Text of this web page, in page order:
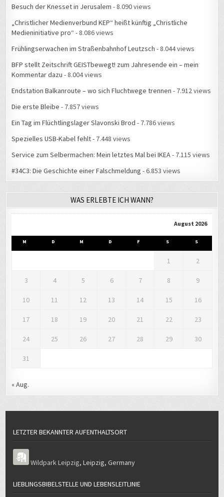
Besuch der Knesset in Jerusalem - 8.090 views
„Christlicher Medienverbund KEP“ heißt künftig „Christliche
Medieninitiative pro“ - 8.086 views
Frühlingserwachen im Straßenbahnhof Leutzsch - 8.044 views
BFP stellt Zeitschrift GEISTbewegt! zum Jahresende ein – mein
Kommentar dazu - 8.004 views
Endstation Balkanroute – wo sich Fluchtwege trennen - 7.912 views
Die erste Bleibe - 7.857 views
Ein Tag im Flüchtlingslager Slavonski Brod - 7.786 views
Spezielles USB-Kabel fehlt- 7.448 views
Service zum Selbermachen: Mein letztes Mal bei IKEA - 7.115 views
#34C3: Die Geschichte einer Falschmeldung - 6.853 views
WAS ERLEBTE ICH WANN?
August 2026
M D M D F S S
1 2
3 4 5 6 7 8 9
10 11 12 13 14 15 16
17 18 19 20 21 22 23
24 25 26 27 28 29 30
31
« Aug.
LETZTER BEKANNTER AUFENTHALTSORT
Wildpark Leipzig,Leipzig,Germany
LIEBLINGSBIBELSTELLE UND LEBENSLEITLINIE